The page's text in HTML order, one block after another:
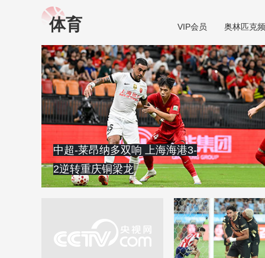
体育 VIP会员 奥林匹克
中超-莱昂纳多双响 上海海港3-
2逆转重庆铜梁龙